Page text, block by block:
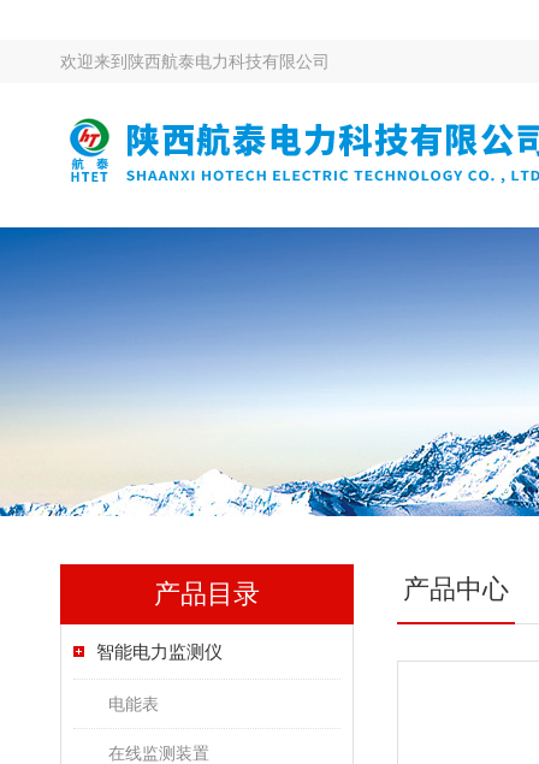
欢迎来到 陕西航泰电力科技有限公司
产品目录
智能电力监测仪
电能表
在线监测装置
产品中心